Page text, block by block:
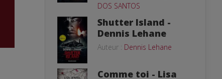
DOS SANTOS
Shutter Island -
Dennis Lehane
Auteur : Dennis Lehane
Comme toi - Lisa